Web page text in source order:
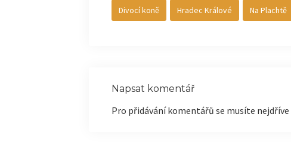
Divocí koně Hradec Králové Na Plachtě
Napsat komentář
Pro přidávání komentářů se musíte nejdříve